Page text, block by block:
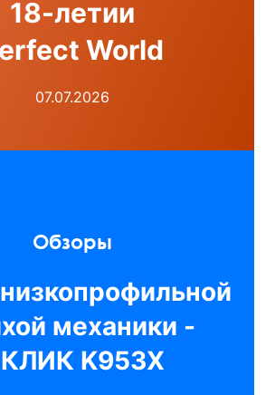
18-летии
World
07.07.2026
Обзоры
механики -
K953X